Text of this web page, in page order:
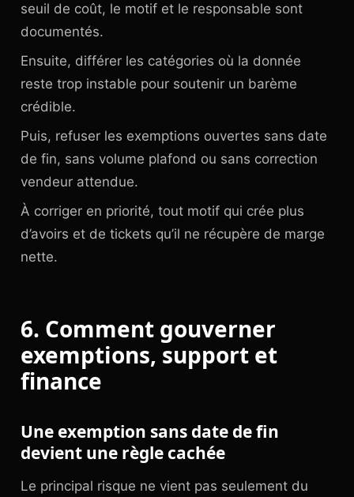
seuil de coût, le motif et le responsable sont
documentés.
Ensuite, différer les catégories où la donnée
reste trop instable pour soutenir un barème
crédible.
Puis, refuser les exemptions ouvertes sans date
de fin, sans volume plafond ou sans correction
vendeur attendue.
À corriger en priorité, tout motif qui crée plus
d’avoirs et de tickets qu’il ne récupère de marge
nette.
6. Comment gouverner
exemptions, support et
finance
Une exemption sans date de fin
devient une règle cachée
Le principal risque ne vient pas seulement du